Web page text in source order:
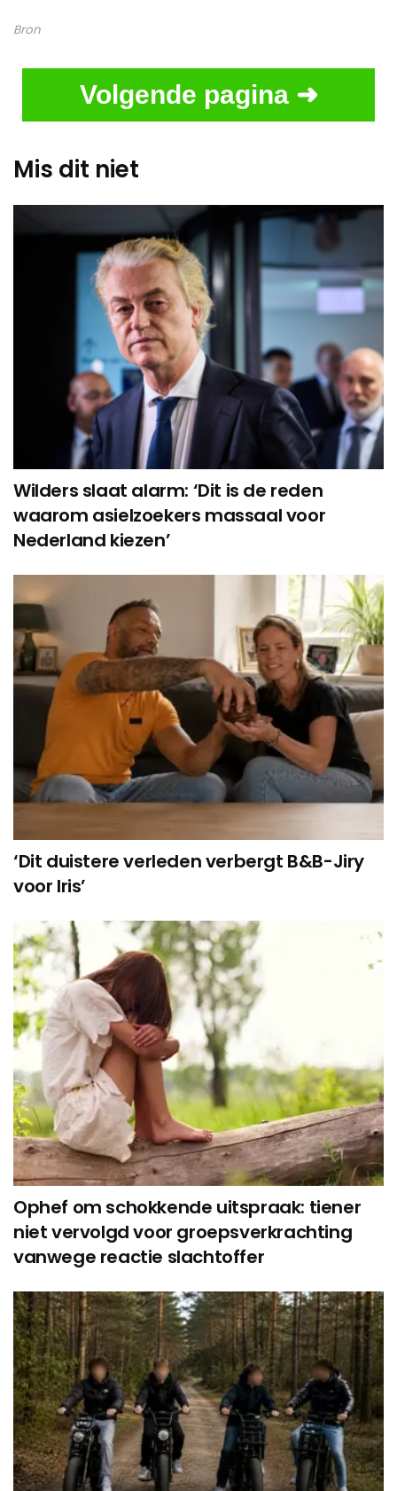
Bron
Volgende pagina ➜
Mis dit niet
Wilders slaat alarm: ‘Dit is de reden
waarom asielzoekers massaal voor
Nederland kiezen’
‘Dit duistere verleden verbergt B&B-Jiry
voor Iris’
Ophef om schokkende uitspraak: tiener
niet vervolgd voor groepsverkrachting
vanwege reactie slachtoffer